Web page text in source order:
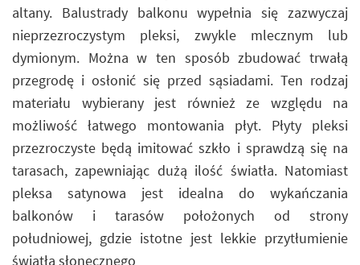
altany. Balustrady balkonu wypełnia się zazwyczaj
nieprzezroczystym pleksi, zwykle mlecznym lub
dymionym. Można w ten sposób zbudować trwałą
przegrodę i osłonić się przed sąsiadami. Ten rodzaj
materiału wybierany jest również ze względu na
możliwość łatwego montowania płyt. Płyty pleksi
przezroczyste będą imitować szkło i sprawdzą się na
tarasach, zapewniając dużą ilość światła. Natomiast
pleksa satynowa jest idealna do wykańczania
balkonów i tarasów położonych od strony
południowej, gdzie istotne jest lekkie przytłumienie
światła słonecznego